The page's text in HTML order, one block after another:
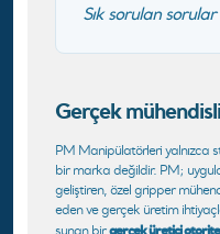
Sık sorulan sorular
Gerçek
PM Manipülatörleri yalnızca
bir marka değildir. PM;
geliştiren, özel gripper
eden ve gerçek üretim
sunan birgerçek üretici